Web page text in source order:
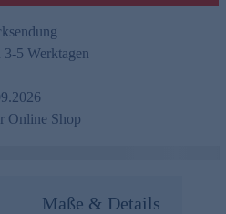
5 Werktagen
Online Shop
Maße & Details